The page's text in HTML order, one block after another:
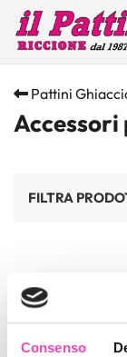
Consenso
Pattini
Accessori
FILTRA